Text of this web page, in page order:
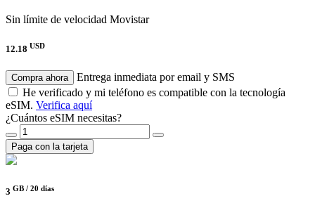
Sin límite de velocidad Movistar
12.18 USD
Compra ahora
Entrega inmediata por email y SMS
He verificado y mi teléfono es compatible con la tecnología
eSIM. Verifica aquí
¿Cuántos eSIM necesitas?
Paga con la tarjeta
3 GB / 20 días